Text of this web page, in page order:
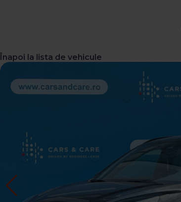
Înapoi la lista de vehicule